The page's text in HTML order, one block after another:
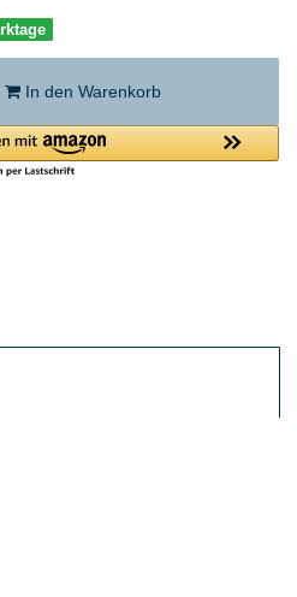
In den Warenkorb